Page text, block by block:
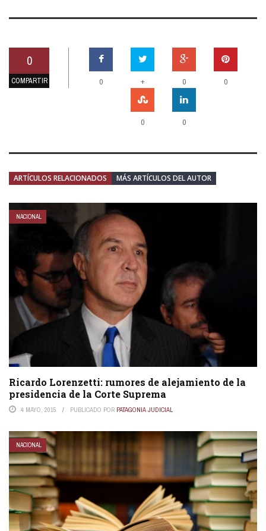
0
COMPARTIR 0 + 0 0
0 0
ARTÍCULOS RELACIONADOS MÁS ARTÍCULOS DEL AUTOR
NACIONAL
Ricardo Lorenzetti: rumores de alejamiento de la
presidencia de la Corte Suprema
4 MAYO, 2015 PUBLICADO POR PATAGONIA JUDICIAL
NACIONAL